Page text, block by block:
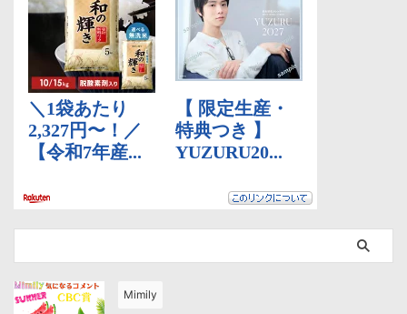
Mimily